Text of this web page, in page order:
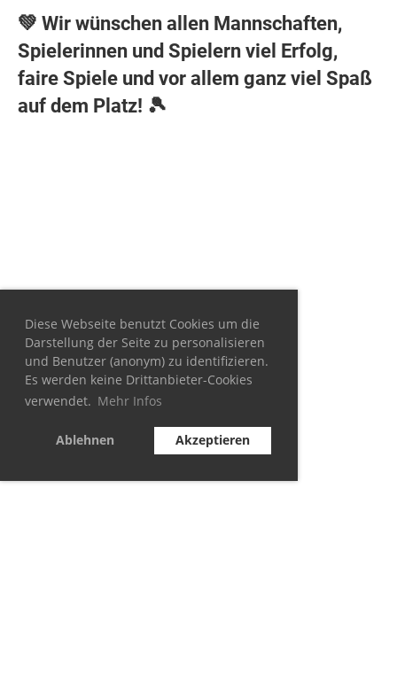
Diese Webseite benutzt Cookies um die
Darstellung der Seite zu personalisieren
und Benutzer (anonym) zu identifizieren.
Es werden keine Drittanbieter-Cookies
verwendet. Mehr Infos
Ablehnen Akzeptieren
💚 Wir wünschen allen Mannschaften,
Spielerinnen und Spielern viel Erfolg,
faire Spiele und vor allem ganz viel Spaß
auf dem Platz! 🎾